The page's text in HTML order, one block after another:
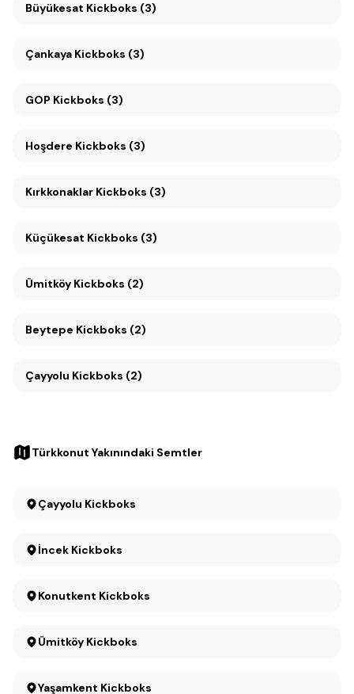
Büyükesat Kickboks (3)
Çankaya Kickboks (3)
GOP Kickboks (3)
Hoşdere Kickboks (3)
Kırkkonaklar Kickboks (3)
Küçükesat Kickboks (3)
Ümitköy Kickboks (2)
Beytepe Kickboks (2)
Çayyolu Kickboks (2)
Türkkonut Yakınındaki Semtler
Çayyolu Kickboks
İncek Kickboks
Konutkent Kickboks
Ümitköy Kickboks
Yaşamkent Kickboks